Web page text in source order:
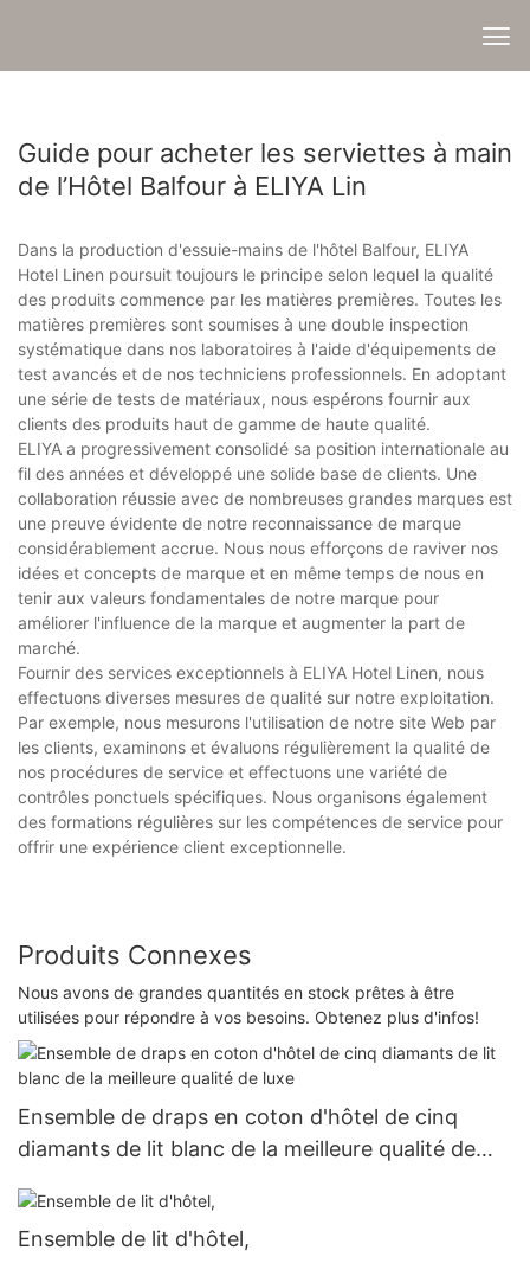
Guide pour acheter les serviettes à main
de l’Hôtel Balfour à ELIYA Lin
Dans la production d'essuie-mains de l'hôtel Balfour, ELIYA
Hotel Linen poursuit toujours le principe selon lequel la qualité
des produits commence par les matières premières. Toutes les
matières premières sont soumises à une double inspection
systématique dans nos laboratoires à l'aide d'équipements de
test avancés et de nos techniciens professionnels. En adoptant
une série de tests de matériaux, nous espérons fournir aux
clients des produits haut de gamme de haute qualité.
ELIYA a progressivement consolidé sa position internationale au
fil des années et développé une solide base de clients. Une
collaboration réussie avec de nombreuses grandes marques est
une preuve évidente de notre reconnaissance de marque
considérablement accrue. Nous nous efforçons de raviver nos
idées et concepts de marque et en même temps de nous en
tenir aux valeurs fondamentales de notre marque pour
améliorer l'influence de la marque et augmenter la part de
marché.
Fournir des services exceptionnels à ELIYA Hotel Linen, nous
effectuons diverses mesures de qualité sur notre exploitation.
Par exemple, nous mesurons l'utilisation de notre site Web par
les clients, examinons et évaluons régulièrement la qualité de
nos procédures de service et effectuons une variété de
contrôles ponctuels spécifiques. Nous organisons également
des formations régulières sur les compétences de service pour
offrir une expérience client exceptionnelle.
Produits Connexes
Nous avons de grandes quantités en stock prêtes à être
utilisées pour répondre à vos besoins. Obtenez plus d'infos!
Ensemble de draps en coton d'hôtel de cinq
diamants de lit blanc de la meilleure qualité de
Ensemble de lit d'hôtel,